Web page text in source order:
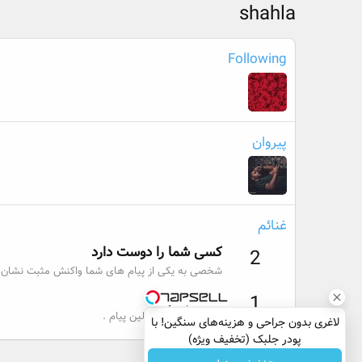
لاغری بدون جراحی و هزینه‌های سنگین! با
پودر جلبک (تخفیف ویژه)
shahla
Following
پیروان
غنائم
2 کسی شما را دوست دارد
شخصی به یکی از پیام های شما واکنش مثبت نشان
1 اولین پیام
دریافت یا ارسال اولین پیام .